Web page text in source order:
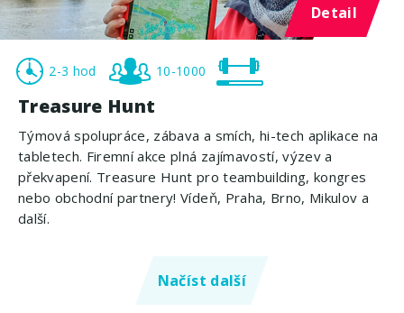
Detail
2-3 hod 10-1000
Treasure Hunt
Týmová spolupráce, zábava a smích, hi-tech aplikace na
tabletech. Firemní akce plná zajímavostí, výzev a
překvapení. Treasure Hunt pro teambuilding, kongres
nebo obchodní partnery! Vídeň, Praha, Brno, Mikulov a
další.
Načíst další